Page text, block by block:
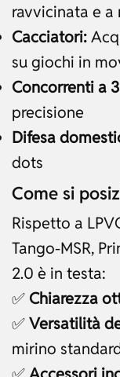
ravvicinata e
Cacciatori:
su giochi in
Concorrenti a
precisione
Difesa
dots
Come si
Rispetto a
Tango-MSR,
2.0 è in testa:
✅ Chiarezza
✅Versatilità
mirino